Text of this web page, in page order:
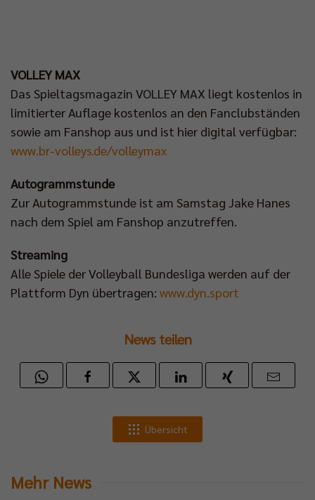
VOLLEY MAX
Das Spieltagsmagazin VOLLEY MAX liegt kostenlos in
limitierter Auflage kostenlos an den Fanclubständen
sowie am Fanshop aus und ist hier digital verfügbar:
www.br-volleys.de/volleymax
Autogrammstunde
Zur Autogrammstunde ist am Samstag Jake Hanes
nach dem Spiel am Fanshop anzutreffen.
Streaming
Alle Spiele der Volleyball Bundesliga werden auf der
Plattform Dyn übertragen: www.dyn.sport
News teilen
Übersicht
Mehr News